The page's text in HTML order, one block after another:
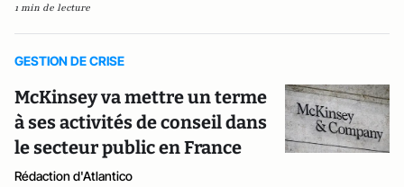
1 min de lecture
GESTION DE CRISE
McKinsey va mettre un terme
à ses activités de conseil dans
le secteur public en France
Rédaction d'Atlantico